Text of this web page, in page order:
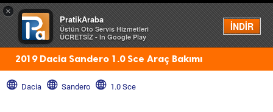
×
PratikAraba
Üstün Oto Servis Hizmetleri
ÜCRETSİZ - In Google Play
İNDİR
Menü
2019 Dacia Sandero 1.0 Sce Araç Bakımı
Dacia Sandero 1.0 Sce